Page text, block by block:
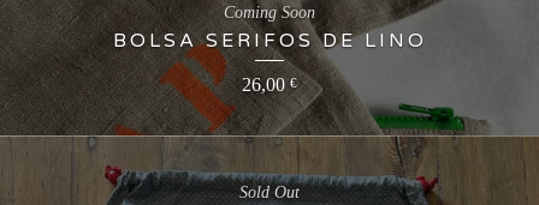
BOLSA SERIFOS DE LINO
26,00€
Coming Soon
Sold Out